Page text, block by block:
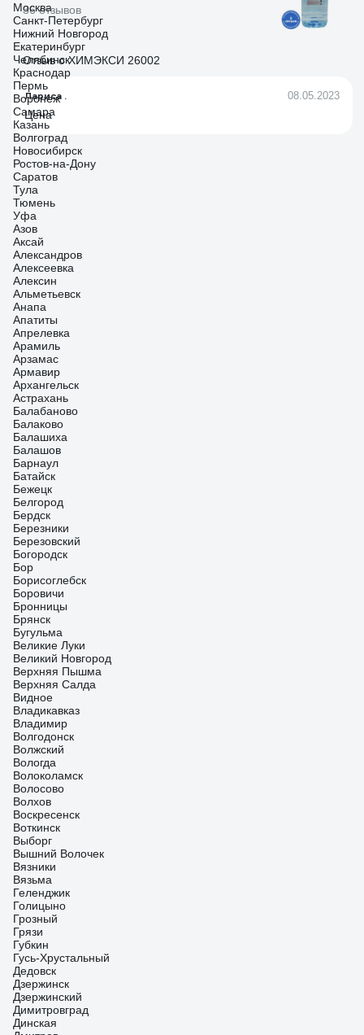
36 отзывов
Отзыв о ХИМЭКСИ 26002
Лариса . 08.05.2023
Цена
Москва
Санкт-Петербург
Нижний Новгород
Екатеринбург
Челябинск
Краснодар
Пермь
Воронеж
Самара
Казань
Волгоград
Новосибирск
Ростов-на-Дону
Саратов
Тула
Тюмень
Уфа
Азов
Аксай
Александров
Алексеевка
Алексин
Альметьевск
Анапа
Апатиты
Апрелевка
Арамиль
Арзамас
Армавир
Архангельск
Астрахань
Балабаново
Балаково
Балашиха
Балашов
Барнаул
Батайск
Бежецк
Белгород
Бердск
Березники
Березовский
Богородск
Бор
Борисоглебск
Боровичи
Бронницы
Брянск
Бугульма
Великие Луки
Великий Новгород
Верхняя Пышма
Верхняя Салда
Видное
Владикавказ
Владимир
Волгодонск
Волжский
Вологда
Волоколамск
Волосово
Волхов
Воскресенск
Воткинск
Выборг
Вышний Волочек
Вязники
Вязьма
Геленджик
Голицыно
Грозный
Грязи
Губкин
Гусь-Хрустальный
Дедовск
Дзержинск
Дзержинский
Димитровград
Динская